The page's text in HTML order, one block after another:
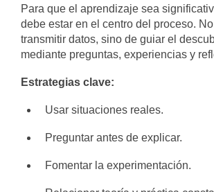
Para que el aprendizaje sea
debe estar en el centro del proceso.
transmitir datos, sino de guiar el
mediante preguntas, experiencias y
Estrategias clave:
Usar situaciones reales.
Preguntar antes de explicar.
Fomentar la experimentación.